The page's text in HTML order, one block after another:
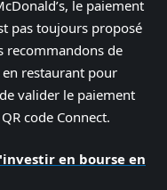
le paiement
pas toujours proposé
recommandons de
restaurant pour
valider le paiement
code Connect.
en bourse en